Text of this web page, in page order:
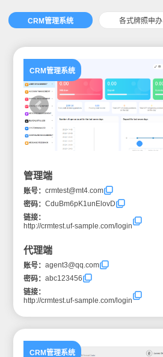
CRM管理系统 各式牌照申办
CRM管理系统
管理端
账号：crmtest@mt4.com
密码：CduBm6pK1unElovD
链接：
http://crmtest.uf-sample.com/login
代理端
账号：agent3@qq.com
密码：abc123456
链接：
http://crmtest.uf-sample.com/login
CRM管理系统